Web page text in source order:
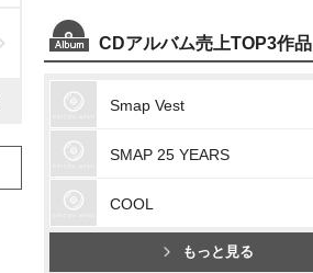
CDアルバム売上TOP3作品
Smap Vest
SMAP 25 YEARS
COOL
もっと見る